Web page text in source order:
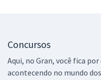
Concursos
Aqui, no Gran, você fica
acontecendo no mundo dos